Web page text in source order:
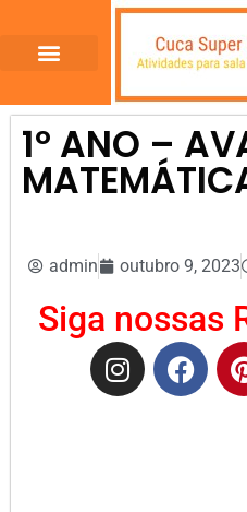
1º ANO –
admin outubro 9, 2023
Siga nossas